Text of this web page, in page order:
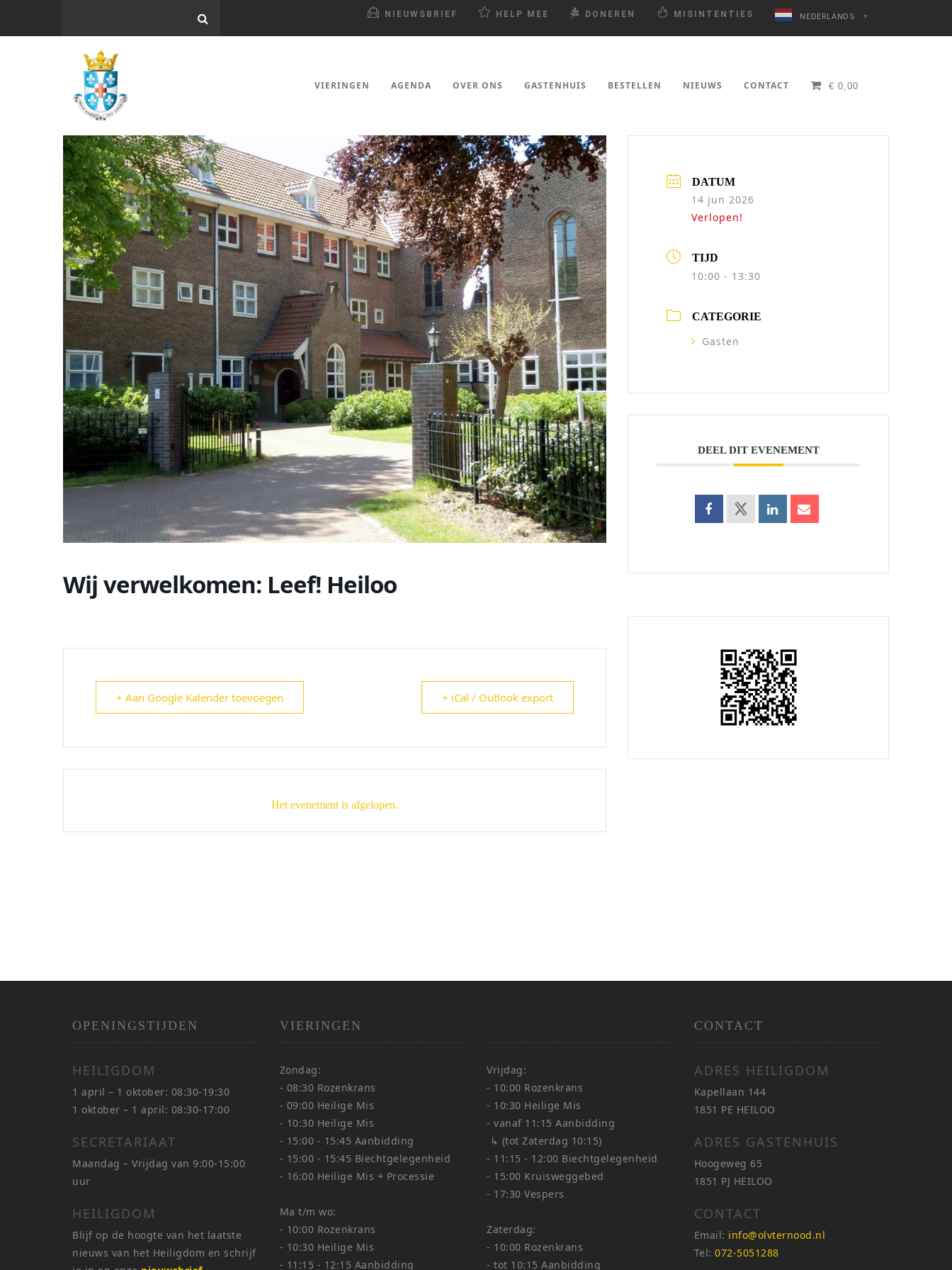
NIEUWSBRIEF HELP MEE DONEREN MISINTENTIES NEDERLANDS ▼
VIERINGEN AGENDA OVER ONS GASTENHUIS BESTELLEN NIEUWS CONTACT € 0,00
Wij verwelkomen: Leef! Heiloo
+ Aan Google Kalender toevoegen + iCal / Outlook export
Het evenement is afgelopen.
DATUM
14 jun 2026
Verlopen!
TIJD
10:00 - 13:30
CATEGORIE
Gasten
DEEL DIT EVENEMENT
OPENINGSTIJDEN
HEILIGDOM
1 april – 1 oktober: 08:30-19:30
1 oktober – 1 april: 08:30-17:00
SECRETARIAAT
Maandag – Vrijdag van 9:00-15:00
uur
HEILIGDOM
Blijf op de hoogte van het laatste
nieuws van het Heiligdom en schrijf
VIERINGEN
Zondag:
- 08:30 Rozenkrans
- 09:00 Heilige Mis
- 10:30 Heilige Mis
- 15:00 - 15:45 Aanbidding
- 15:00 - 15:45 Biechtgelegenheid
- 16:00 Heilige Mis + Processie
Ma t/m wo:
- 10:00 Rozenkrans
- 10:30 Heilige Mis
- 11:15 - 12:15 Aanbidding
Vrijdag:
- 10:00 Rozenkrans
- 10:30 Heilige Mis
- vanaf 11:15 Aanbidding
↳ (tot Zaterdag 10:15)
- 11:15 - 12:00 Biechtgelegenheid
- 15:00 Kruisweggebed
- 17:30 Vespers
Zaterdag:
- 10:00 Rozenkrans
- tot 10:15 Aanbidding
CONTACT
ADRES HEILIGDOM
Kapellaan 144
1851 PE HEILOO
ADRES GASTENHUIS
Hoogeweg 65
1851 PJ HEILOO
CONTACT
Email: info@olvternood.nl
Tel: 072-5051288